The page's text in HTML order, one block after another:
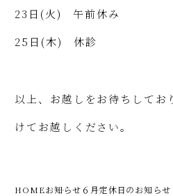
23日(火) 午前休み
25日(木) 休診
以上、お越しをお待ちしてお
けてお越しください。
HOMEお知らせ ６月定休日のお知らせ